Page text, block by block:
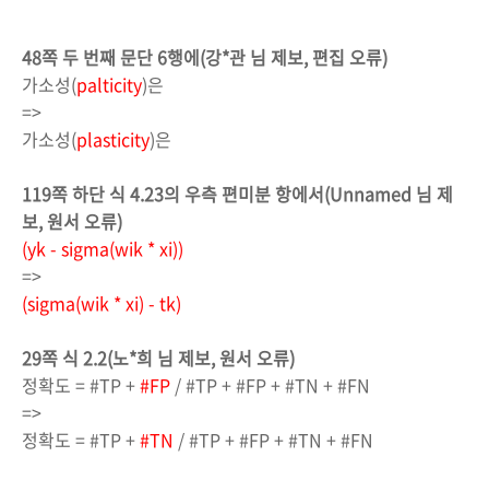
48쪽 두 번째 문단 6행에(강*관 님 제보, 편집 오류)
가소성(palticity)은
=>
가소성(plasticity)은
119쪽 하단 식 4.23의 우측 편미분 항에서(Unnamed 님 제
보, 원서 오류)
(yk - sigma(wik * xi))
=>
(sigma(wik * xi) - tk)
29쪽 식 2.2(노*희 님 제보, 원서 오류)
정확도 = #TP +#FP / #TP + #FP + #TN + #FN
=>
정확도 = #TP +#TN / #TP + #FP + #TN + #FN